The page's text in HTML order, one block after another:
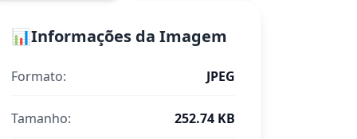
📊Informações da Imagem
Formato: JPEG
Tamanho: 252.74 KB